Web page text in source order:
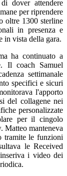
dover attendere
per riprendere
oltre 1300 sterline
in presenza e
in vista della gara.
ha continuato a
Il coach Samuel
settimanale
specifici e sicuri
l'apporto
del collagene nei
personalizzate
per il cingolo
Matteo manteneva
tramite le funzioni
le Received
i video dei